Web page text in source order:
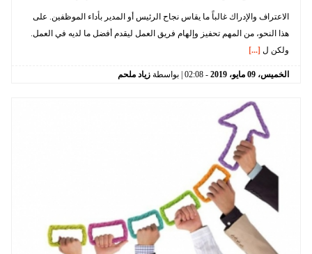
الاعتراف والإدراك غالباً ما يقاس نجاح الرئيس أو المدير بأداء الموظفين. على
هذا النحو، من المهم تحفيز وإلهام فريق العمل ليقدم أفضل ما لديه في العمل.
ولكن ل [...]
الخميس، 09 مايو، 2019
-
02:08 | بواسطة زياد ملحم